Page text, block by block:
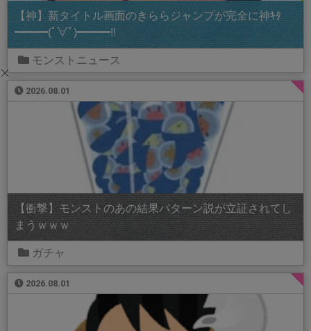
【神】新タイトル画面のきららジャンプが完全に神ｷﾀ
━━━(ﾟ∀ﾟ)━━━!!
モンストニュース
2026.08.01
【衝撃】モンストのあの結果パターン説が立証されてし
まうｗｗｗ
ガチャ
2026.08.01